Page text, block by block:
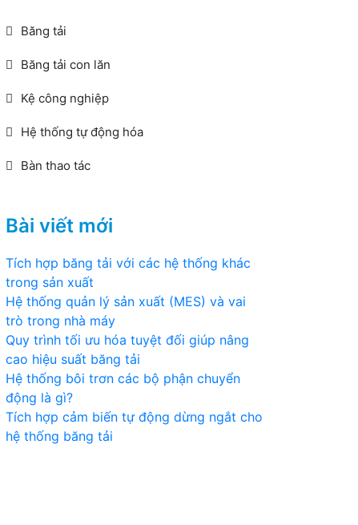
Băng tải
Băng tải con lăn
Kệ công nghiệp
Hệ thống tự động hóa
Bàn thao tác
Bài viết mới
Tích hợp băng tải với các hệ thống khác
trong sản xuất
Hệ thống quản lý sản xuất (MES) và vai
trò trong nhà máy
Quy trình tối ưu hóa tuyệt đối giúp nâng
cao hiệu suất băng tải
Hệ thống bôi trơn các bộ phận chuyển
động là gì?
Tích hợp cảm biến tự động dừng ngắt cho
hệ thống băng tải